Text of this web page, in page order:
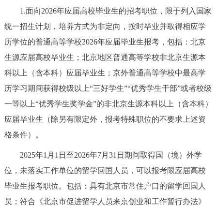
1.面向2026年应届高校毕业生的招考职位，限于列入国家
统一招生计划，培养方式为非定向，按时毕业并取得相应学
历学位的普通高等学校2026年应届毕业生报考，包括：北京
生源应届高校毕业生；北京地区普通高等学校非北京生源本
科以上（含本科）应届毕业生；京外普通高等学校中最高学
历学习期间获得校级以上“三好学生”“优秀学生干部”或者校级
一等以上“优秀学生奖学金”的非北京生源本科以上（含本科）
应届毕业生（除另有限定外，报考特殊职位的不要求上述资
格条件）。
2025年1月1日至2026年7月31日期间取得国（境）外学
位，未落实工作单位的留学回国人员，可以报考限应届高校
毕业生报考职位。包括：具有北京市常住户口的留学回国人
员；符合《北京市促进留学人员来京创业和工作暂行办法》